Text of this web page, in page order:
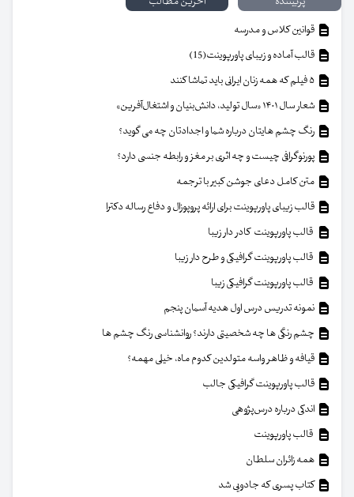
قوانین کلاس و مدرسه
قالب آماده و زیبای پاورپوینت(15)
شعار سال ۱۴۰۱ «سال تولید، دانش‌بنیان و اشتغال‌آفرین»
رنگ چشم هایتان درباره شما و اجدادتان چه می گوید؟
پورنوگرافی چیست و چه اثری بر مغز و رابطه جنسی دارد؟
متن کامل دعای جوشن کبیر با ترجمه
قالب زیبای پاورپوینت برای ارائه پروپوزال و دفاع رساله دکترا
قالب پاورپوینت کادر دار زیبا
قالب پاورپوینت گرافیکی و طرح دار زیبا
قالب پاورپوینت گرافیکی زیبا
نمونه تدریس درس اول هدیه آسمان پنجم
چشم رنگی ها چه شخصیتی دارند؟ روانشناسی رنگ چشم ها
قیافه و ظاهر واسه متولدین کدوم ماه، خیلی مهمه؟
قالب پاورپوینت گرافیکی جالب
اندکی درباره درس‌پژوهی
قالب پاورپوینت
همه زائران سلطان
کتاب پسری که جادویی شد